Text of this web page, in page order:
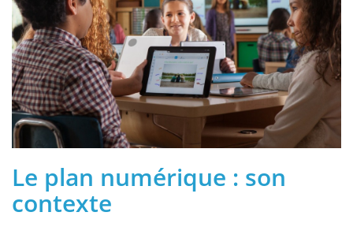
Le plan numérique : son
contexte